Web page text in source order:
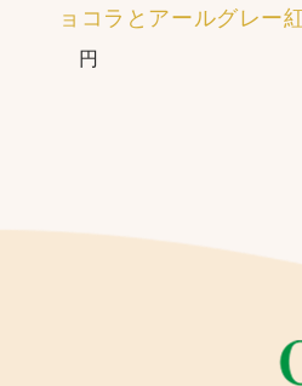
ョコラとアールグレー
円